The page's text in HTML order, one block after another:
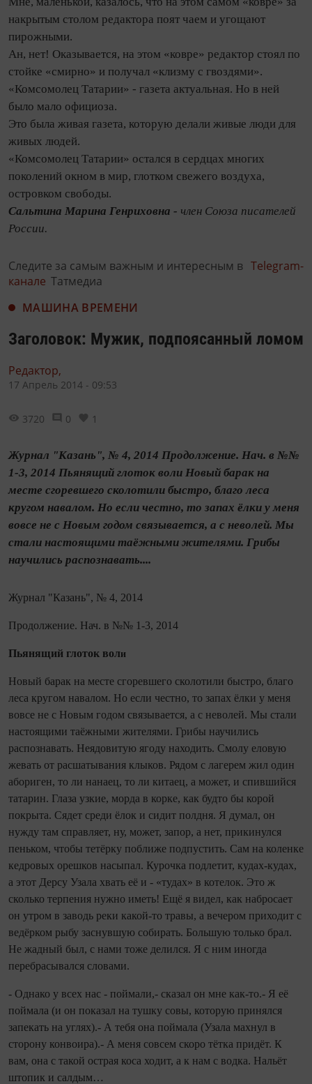
накрытым столом редактора поят чаем и угощают
пирожными.
Ан, нет! Оказывается, на этом «ковре» редактор стоял по
стойке «смирно» и получал «клизму с гвоздями».
«Комсомолец Татарии» - газета актуальная. Но в ней
было мало официоза.
Это была живая газета, которую делали живые люди для
живых людей.
«Комсомолец Татарии» остался в сердцах многих
поколений окном в мир, глотком свежего воздуха,
островком свободы.
Сальтина Марина Генриховна - член Союза писателей
России.
Следите за самым важным и интересным в Telegram-
канале Татмедиа
МАШИНА ВРЕМЕНИ
Заголовок: Мужик, подпоясанный ломом
Редактор,
17 Апрель 2014 - 09:53
3720 0 1
Журнал "Казань", № 4, 2014 Продолжение. Нач. в №№
1-3, 2014 Пьянящий глоток воли Новый барак на
месте сгоревшего сколотили быстро, благо леса
кругом навалом. Но если честно, то запах ёлки у меня
вовсе не с Новым годом связывается, а с неволей. Мы
стали настоящими таёжными жителями. Грибы
научились распознавать....
Журнал "Казань", № 4, 2014
Продолжение. Нач. в №№ 1-3, 2014
Пьянящий глоток воли
Новый барак на месте сгоревшего сколотили быстро, благо
леса кругом навалом. Но если честно, то запах ёлки у меня
вовсе не с Новым годом связывается, а с неволей. Мы стали
настоящими таёжными жителями. Грибы научились
распознавать. Неядовитую ягоду находить. Смолу еловую
жевать от расшатывания клыков. Рядом с лагерем жил один
абориген, то ли нанаец, то ли китаец, а может, и спившийся
татарин. Глаза узкие, морда в корке, как будто бы корой
покрыта. Сядет среди ёлок и сидит полдня. Я думал, он
нужду там справляет, ну, может, запор, а нет, прикинулся
пеньком, чтобы тетёрку поближе подпустить. Сам на коленке
кедровых орешков насыпал. Курочка подлетит, кудах-кудах,
а этот Дерсу Узала хвать её и - «тудах» в котелок. Это ж
сколько терпения нужно иметь! Ещё я видел, как набросает
он утром в заводь реки какой-то травы, а вечером приходит с
ведёрком рыбу заснувшую собирать. Большую только брал.
Не жадный был, с нами тоже делился. Я с ним иногда
перебрасывался словами.
- Однако у всех нас - поймали,- сказал он мне как-то.- Я её
поймала (и он показал на тушку совы, которую принялся
запекать на углях).- А тебя она поймала (Узала махнул в
сторону конвоира).- А меня совсем скоро тётка придёт. К
вам, она с такой острая коса ходит, а к нам с водка. Нальёт
штопик и салдым…